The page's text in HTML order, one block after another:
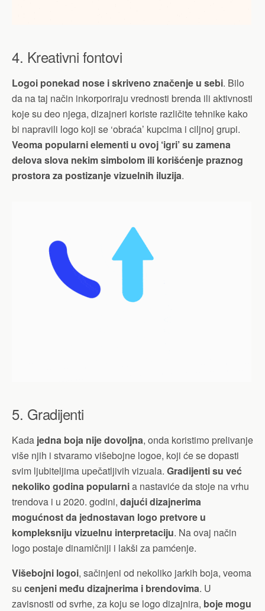
4. Kreativni fontovi
Logoi ponekad nose i skriveno značenje u sebi. Bilo
da na taj način inkorporiraju vrednosti brenda ili aktivnosti
koje su deo njega, dizajneri koriste različite tehnike kako
bi napravili logo koji se ‘obraća’ kupcima i ciljnoj grupi.
Veoma popularni elementi u ovoj ‘igri’ su zamena
delova slova nekim simbolom ili korišćenje praznog
prostora za postizanje vizuelnih iluzija.
5. Gradijenti
Kada jedna boja nije dovoljna, onda koristimo prelivanje
više njih i stvaramo višebojne logoe, koji će se dopasti
svim ljubiteljima upečatljivih vizuala. Gradijenti su već
nekoliko godina popularnia nastaviće da stoje na vrhu
trendova i u 2020. godini, dajući dizajnerima
mogućnost da jednostavan logo pretvore u
kompleksniju vizuelnu interpretaciju. Na ovaj način
logo postaje dinamičniji i lakši za pamćenje.
Višebojni logoi, sačinjeni od nekoliko jarkih boja, veoma
su cenjeni među dizajnerima i brendovima. U
zavisnosti od svrhe, za koju se logo dizajnira, boje mogu